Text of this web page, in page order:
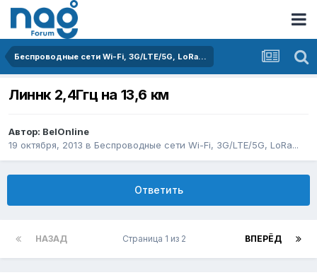
Беспроводные сети Wi-Fi, 3G/LTE/5G, LoRa...
Линнк 2,4Ггц на 13,6 км
Автор: BelOnline
19 октября, 2013 в Беспроводные сети Wi-Fi, 3G/LTE/5G, LoRa...
Ответить
НАЗАД ВПЕРЁД
Страница 1 из 2